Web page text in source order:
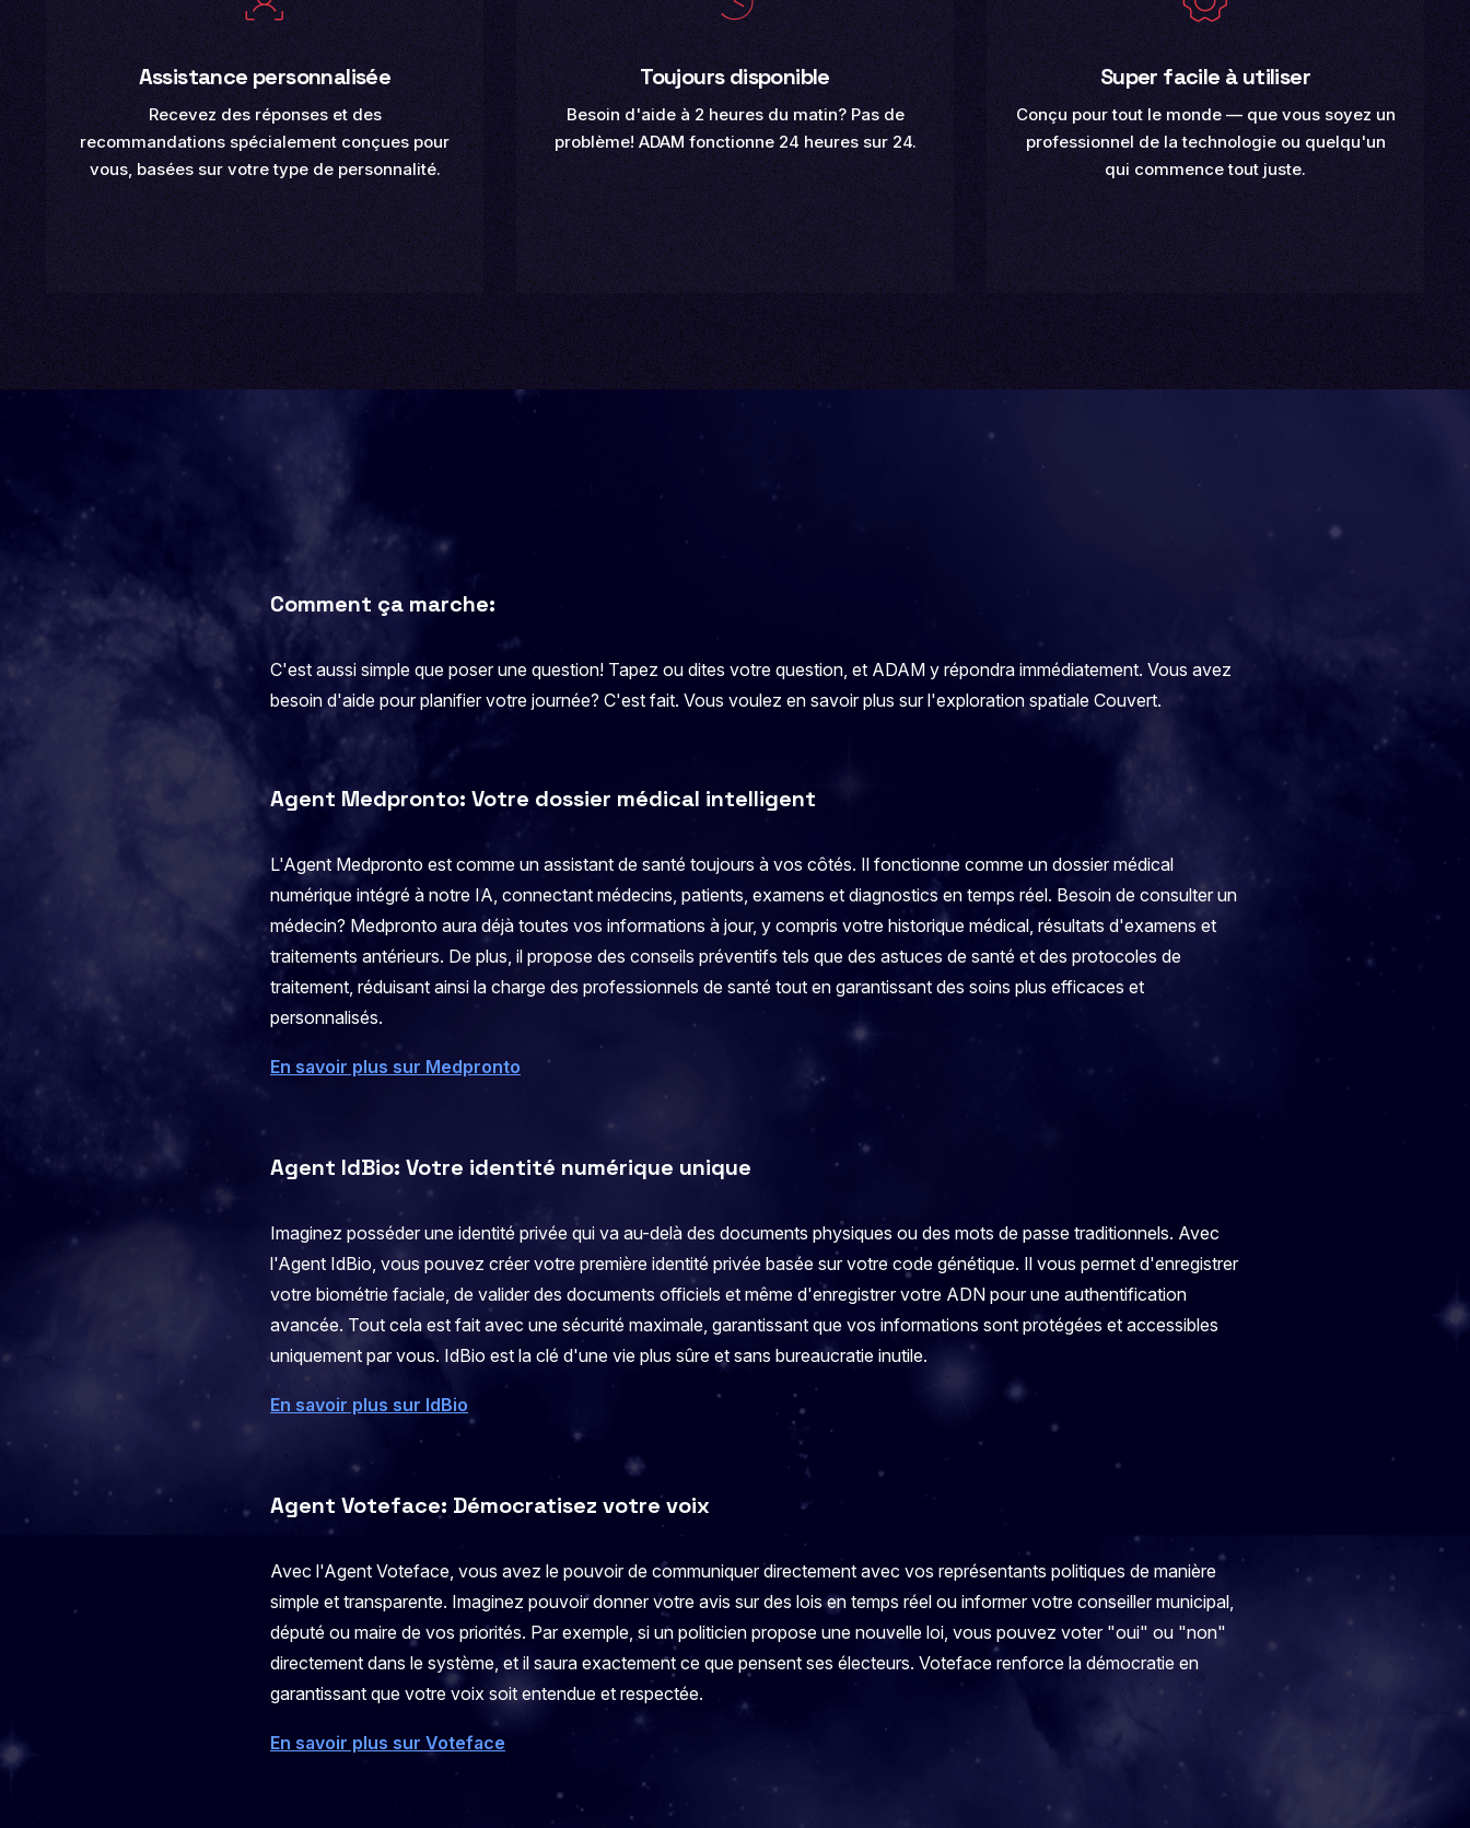
Assistance personnalisée
Recevez des réponses et des
recommandations spécialement conçues pour
vous, basées sur votre type de personnalité.
Toujours disponible
Besoin d'aide à 2 heures du matin? Pas de
problème! ADAM fonctionne 24 heures sur 24.
Super facile à utiliser
Conçu pour tout le monde — que vous soyez un
professionnel de la technologie ou quelqu'un
qui commence tout juste.
Comment ça marche:
C'est aussi simple que poser une question! Tapez ou dites votre question, et ADAM y répondra immédiatement. Vous avez
besoin d'aide pour planifier votre journée? C'est fait. Vous voulez en savoir plus sur l'exploration spatiale Couvert.
Agent Medpronto: Votre dossier médical intelligent
L'Agent Medpronto est comme un assistant de santé toujours à vos côtés. Il fonctionne comme un dossier médical
numérique intégré à notre IA, connectant médecins, patients, examens et diagnostics en temps réel. Besoin de consulter un
médecin? Medpronto aura déjà toutes vos informations à jour, y compris votre historique médical, résultats d'examens et
traitements antérieurs. De plus, il propose des conseils préventifs tels que des astuces de santé et des protocoles de
traitement, réduisant ainsi la charge des professionnels de santé tout en garantissant des soins plus efficaces et
personnalisés.
En savoir plus sur Medpronto
Agent IdBio: Votre identité numérique unique
Imaginez posséder une identité privée qui va au-delà des documents physiques ou des mots de passe traditionnels. Avec
l'Agent IdBio, vous pouvez créer votre première identité privée basée sur votre code génétique. Il vous permet d'enregistrer
votre biométrie faciale, de valider des documents officiels et même d'enregistrer votre ADN pour une authentification
avancée. Tout cela est fait avec une sécurité maximale, garantissant que vos informations sont protégées et accessibles
uniquement par vous. IdBio est la clé d'une vie plus sûre et sans bureaucratie inutile.
En savoir plus sur IdBio
Agent Voteface: Démocratisez votre voix
Avec l'Agent Voteface, vous avez le pouvoir de communiquer directement avec vos représentants politiques de manière
simple et transparente. Imaginez pouvoir donner votre avis sur des lois en temps réel ou informer votre conseiller municipal,
député ou maire de vos priorités. Par exemple, si un politicien propose une nouvelle loi, vous pouvez voter "oui" ou "non"
directement dans le système, et il saura exactement ce que pensent ses électeurs. Voteface renforce la démocratie en
garantissant que votre voix soit entendue et respectée.
En savoir plus sur Voteface